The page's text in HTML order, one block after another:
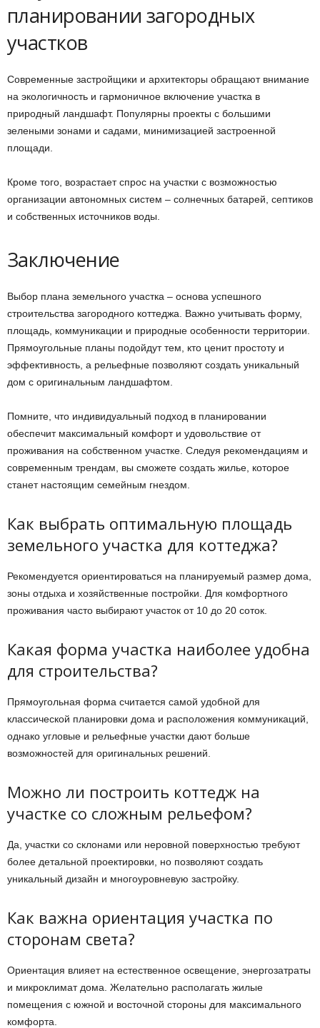
планировании загородных
участков
Современные застройщики и архитекторы обращают внимание
на экологичность и гармоничное включение участка в
природный ландшафт. Популярны проекты с большими
зелеными зонами и садами, минимизацией застроенной
площади.
Кроме того, возрастает спрос на участки с возможностью
организации автономных систем – солнечных батарей, септиков
и собственных источников воды.
Заключение
Выбор плана земельного участка – основа успешного
строительства загородного коттеджа. Важно учитывать форму,
площадь, коммуникации и природные особенности территории.
Прямоугольные планы подойдут тем, кто ценит простоту и
эффективность, а рельефные позволяют создать уникальный
дом с оригинальным ландшафтом.
Помните, что индивидуальный подход в планировании
обеспечит максимальный комфорт и удовольствие от
проживания на собственном участке. Следуя рекомендациям и
современным трендам, вы сможете создать жилье, которое
станет настоящим семейным гнездом.
Как выбрать оптимальную площадь
земельного участка для коттеджа?
Рекомендуется ориентироваться на планируемый размер дома,
зоны отдыха и хозяйственные постройки. Для комфортного
проживания часто выбирают участок от 10 до 20 соток.
Какая форма участка наиболее удобна
для строительства?
Прямоугольная форма считается самой удобной для
классической планировки дома и расположения коммуникаций,
однако угловые и рельефные участки дают больше
возможностей для оригинальных решений.
Можно ли построить коттедж на
участке со сложным рельефом?
Да, участки со склонами или неровной поверхностью требуют
более детальной проектировки, но позволяют создать
уникальный дизайн и многоуровневую застройку.
Как важна ориентация участка по
сторонам света?
Ориентация влияет на естественное освещение, энергозатраты
и микроклимат дома. Желательно располагать жилые
помещения с южной и восточной стороны для максимального
комфорта.